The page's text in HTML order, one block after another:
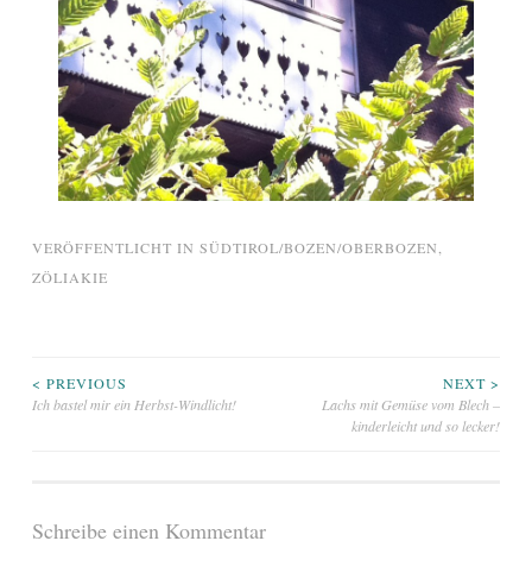
VERÖFFENTLICHT IN SÜDTIROL/BOZEN/OBERBOZEN
ZÖLIAKIE
Beitragsnavigation
< PREVIOUS
Ich bastel mir ein Herbst-Windlicht!
NEXT >
Lachs mit Gemüse vom Blech –
kinderleicht und so lecker!
Schreibe einen Kommentar